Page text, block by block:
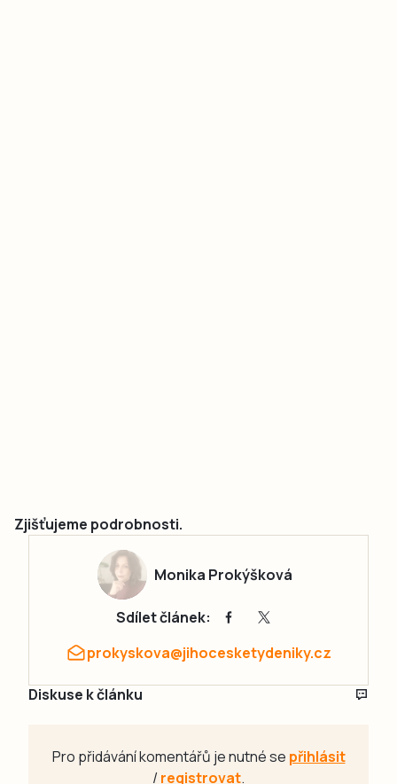
Zjišťujeme podrobnosti.
Monika Prokýšková
Sdílet článek:
prokyskova@jihocesketydeniky.cz
Diskuse k článku
Pro přidávání komentářů je nutné se přihlásit
/registrovat.